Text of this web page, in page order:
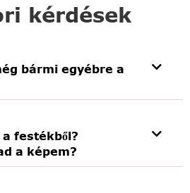
kérdések
bármi egyébre a
festékből?
a képem?